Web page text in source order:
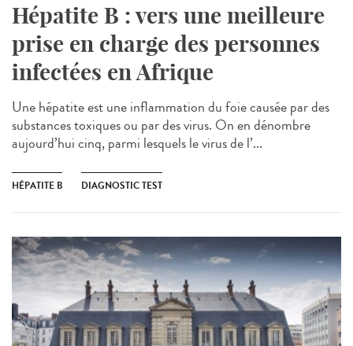
Hépatite B : vers une meilleure
prise en charge des personnes
infectées en Afrique
Une hépatite est une inflammation du foie causée par des
substances toxiques ou par des virus. On en dénombre
aujourd’hui cinq, parmi lesquels le virus de l’...
HÉPATITE B DIAGNOSTIC TEST